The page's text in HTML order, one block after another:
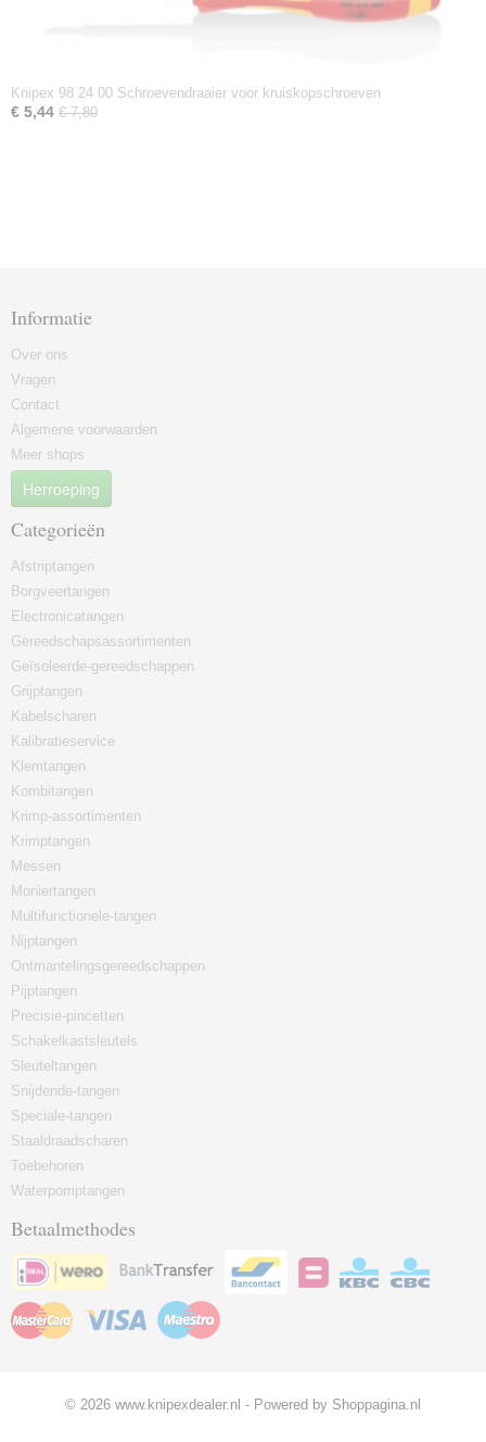
Knipex 98 24 00 Schroevendraaier voor kruiskopschroeven
€ 5,44 € 7,80
Informatie
Over ons
Vragen
Contact
Algemene voorwaarden
Meer shops
Herroeping
Categorieën
Afstriptangen
Borgveertangen
Electronicatangen
Gereedschapsassortimenten
Geïsoleerde-gereedschappen
Grijptangen
Kabelscharen
Kalibratieservice
Klemtangen
Kombitangen
Krimp-assortimenten
Krimptangen
Messen
Moniertangen
Multifunctionele-tangen
Nijptangen
Ontmantelingsgereedschappen
Pijptangen
Precisie-pincetten
Schakelkastsleutels
Sleuteltangen
Snijdende-tangen
Speciale-tangen
Staaldraadscharen
Toebehoren
Waterpomptangen
Betaalmethodes
© 2026 www.knipexdealer.nl - Powered by Shoppagina.nl